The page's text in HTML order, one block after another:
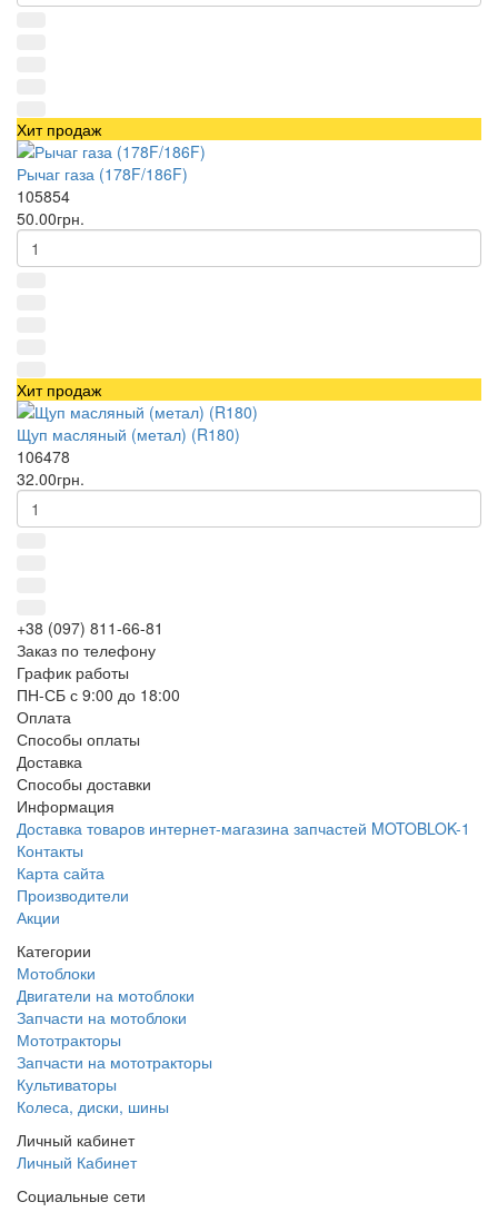
Хит продаж
Рычаг газа (178F/186F)
105854
50.00грн.
Хит продаж
Щуп масляный (метал) (R180)
106478
32.00грн.
+38 (097) 811-66-81
Заказ по телефону
График работы
ПН-СБ с 9:00 до 18:00
Оплата
Способы оплаты
Доставка
Способы доставки
Информация
Доставка товаров интернет-магазина запчастей MOTOBLOK-1
Контакты
Карта сайта
Производители
Акции
Категории
Мотоблоки
Двигатели на мотоблоки
Запчасти на мотоблоки
Мототракторы
Запчасти на мототракторы
Культиваторы
Колеса, диски, шины
Личный кабинет
Личный Кабинет
Социальные сети